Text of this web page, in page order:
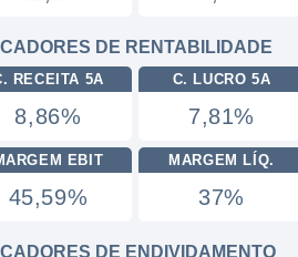
DE RENTABILIDADE
RECEITA 5A
8,86%
C. LUCRO 5A
7,81%
EBIT
45,59%
MARGEM LÍQ.
37%
DE ENDIVIDAMENTO